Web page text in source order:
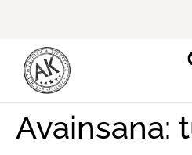
Ilmoittaudu mukaan
Avainsana: